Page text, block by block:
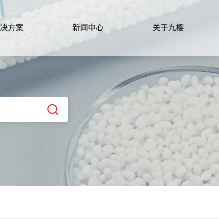
方案 新闻中心 关于九樱